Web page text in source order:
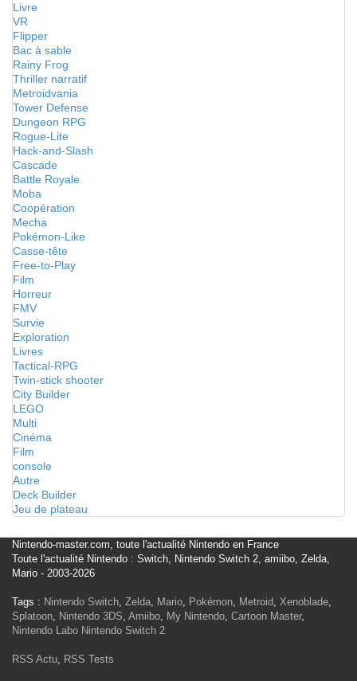
Livre
VR
Flipper
Bac à sable
Rainy Frog
Thriller narratif
Metroidvania
Tower Defense
Dungeon RPG
Rogue-Lite
Hack-and-Slash
Cascade
Battle Royale
Moba
Coopération
Mecha
Pokémon-Like
Casse-tête
Free-to-Play
Film
Horreur
FMV
Survie
Exploration
Livres
Tactical-RPG
Twin-stick shooter
City Builder
LEGO
Multi
Cinéma
Film
console
Autre
Deck Builder
Jeu de plateau
Nintendo-master.com, toute l'actualité Nintendo en France
Toute l'actualité Nintendo : Switch, Nintendo Switch 2, amiibo, Zelda,
Mario - 2003-2026
Tags : Nintendo Switch, Zelda, Mario, Pokémon, Metroid, Xenoblade,
Splatoon, Nintendo 3DS, Amiibo, My Nintendo, Cartoon Master,
Nintendo Labo Nintendo Switch 2
RSS Actu, RSS Tests